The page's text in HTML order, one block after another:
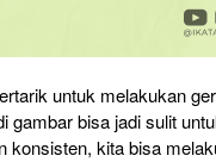
untuk melakukan
gambar bisa jadi sulit
konsisten, kita bisa